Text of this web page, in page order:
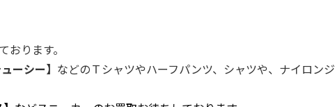
ります。
ーシー】 などのＴシャツやハーフパンツ、シャツや、ナイロンジ